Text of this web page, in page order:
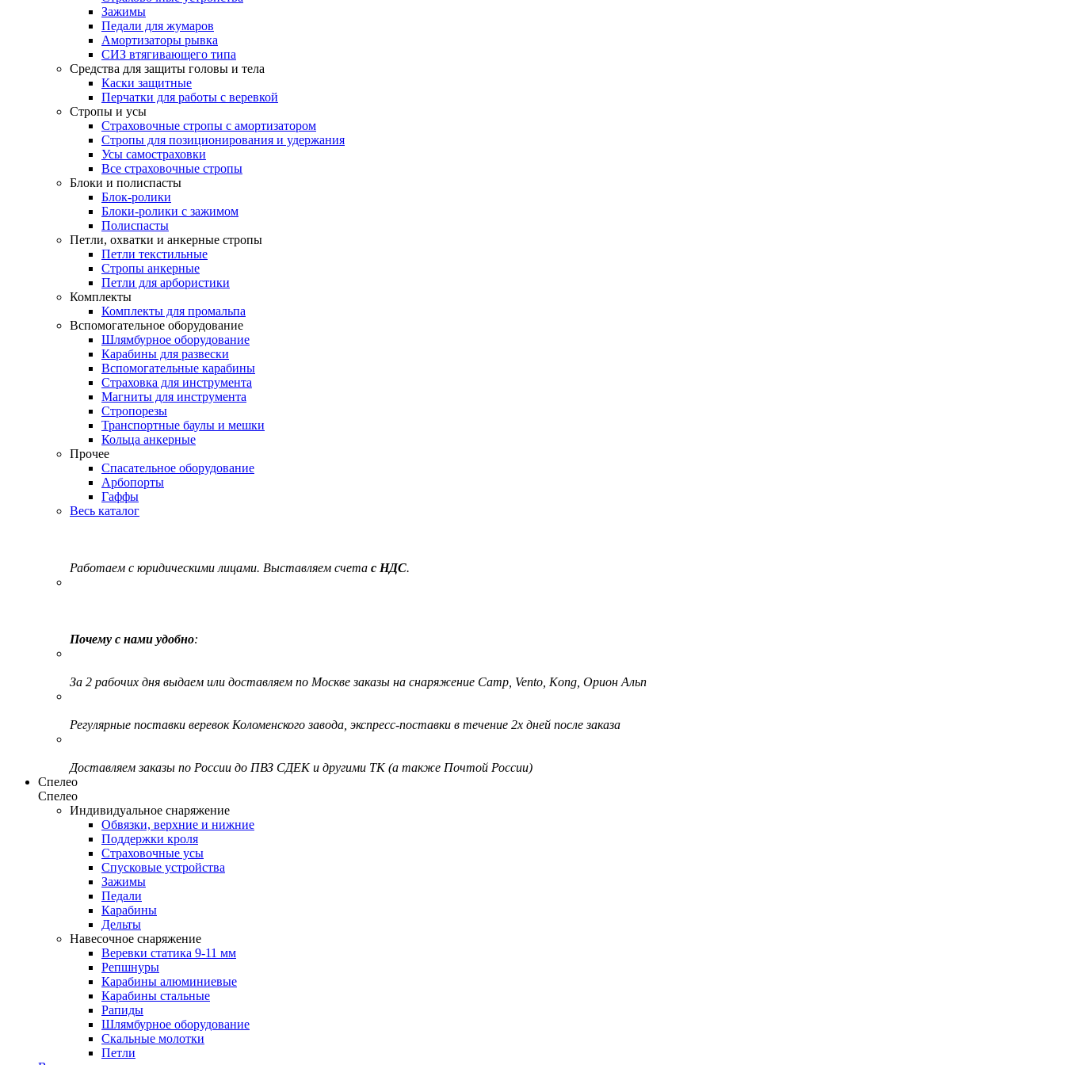
Зажимы
Педали для жумаров
Амортизаторы рывка
СИЗ втягивающего типа
Средства для защиты головы и тела
Каски защитные
Перчатки для работы с веревкой
Стропы и усы
Страховочные стропы с амортизатором
Стропы для позиционирования и удержания
Усы самостраховки
Все страховочные стропы
Блоки и полиспасты
Блок-ролики
Блоки-ролики с зажимом
Полиспасты
Петли, охватки и анкерные стропы
Петли текстильные
Стропы анкерные
Петли для арбористики
Комплекты
Комплекты для промальпа
Вспомогательное оборудование
Шлямбурное оборудование
Карабины для развески
Вспомогательные карабины
Страховка для инструмента
Магниты для инструмента
Стропорезы
Транспортные баулы и мешки
Кольца анкерные
Прочее
Спасательное оборудование
Арбопорты
Гаффы
Весь каталог
Работаем с юридическими лицами. Выставляем счета с НДС.
Почему с нами удобно:
За 2 рабочих дня выдаем или доставляем по Москве заказы на снаряжение Camp, Vento, Kong, Орион Альп
Регулярные поставки веревок Коломенского завода, экспресс-поставки в течение 2х дней после заказа
Доставляем заказы по России до ПВЗ СДЕК и другими ТК (а также Почтой России)
Спелео
Спелео
Индивидуальное снаряжение
Обвязки, верхние и нижние
Поддержки кроля
Страховочные усы
Спусковые устройства
Зажимы
Педали
Карабины
Дельты
Навесочное снаряжение
Веревки статика 9-11 мм
Репшнуры
Карабины алюминиевые
Карабины стальные
Рапиды
Шлямбурное оборудование
Скальные молотки
Петли